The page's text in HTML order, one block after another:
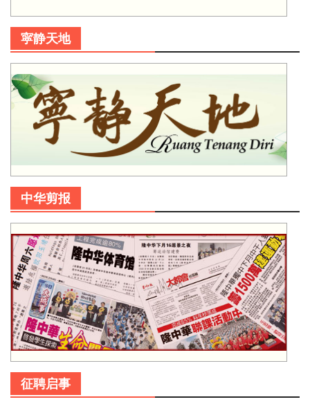
寜静天地
中华剪报
征聘启事